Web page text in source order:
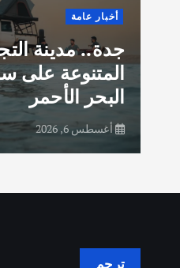
أخبار عامة
جدة.. مدينة
المتنوعة على
البحر الأحمر
أغسطس 6, 2026
ترجم